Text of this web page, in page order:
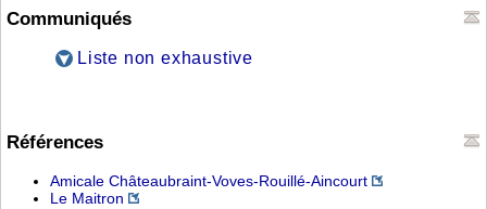
Communiqués
Liste non exhaustive
Références
Amicale Châteaubraint-Voves-Rouillé-Aincourt
Le Maitron